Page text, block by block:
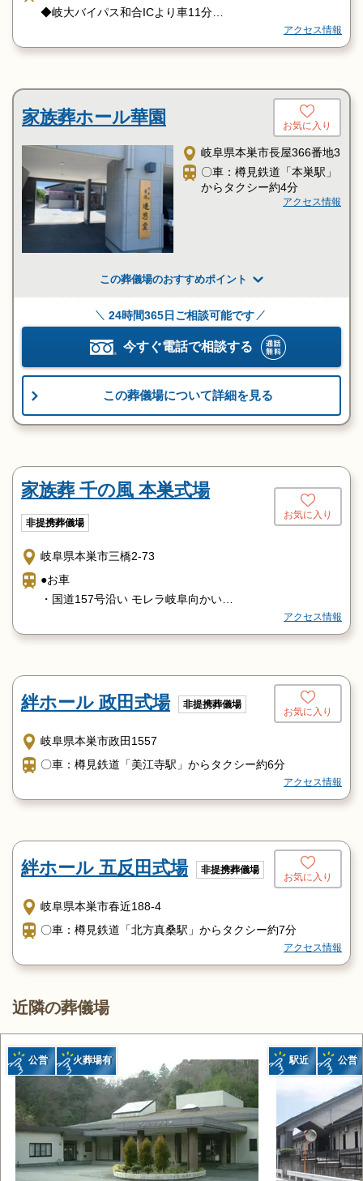
◆岐大バイパス和合ICより車11分
◆JR・樽見鉄道・養老鉄道大垣駅南口より
◆養老鉄道美濃青柳駅よりタクシー8分
アクセス情報
家族葬ホール華園 お気に入り
岐阜県本巣市長屋366番地3
〇車：樽見鉄道「本巣駅」
からタクシー約4分
アクセス情報
この葬儀場のおすすめポイント
24時間365日ご相談可能です
今すぐ電話で相談する
この葬儀場について詳細を見る
家族葬 千の風 本巣式場
非提携葬儀場
お気に入り
岐阜県本巣市三橋2-73
●お車
・国道157号沿い モレラ岐阜向かい
・樽見鉄道(モレラ岐阜駅)より徒歩15分
アクセス情報
絆ホール 政田式場 非提携葬儀場
お気に入り
岐阜県本巣市政田1557
〇車：樽見鉄道「美江寺駅」からタクシー約6分
アクセス情報
絆ホール 五反田式場 非提携葬儀場
お気に入り
岐阜県本巣市春近188-4
〇車：樽見鉄道「北方真桑駅」からタクシー約7分
アクセス情報
近隣の葬儀場
公営 火葬場有 駅近 公営